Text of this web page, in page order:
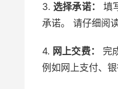
3. 选择承诺：
填
承诺。 请仔细阅
4. 网上交费：
完
例如网上支付、